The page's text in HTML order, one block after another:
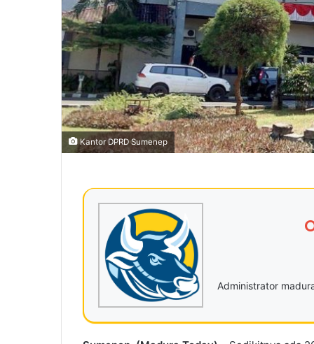
Kantor DPRD Sumenep
Administrator